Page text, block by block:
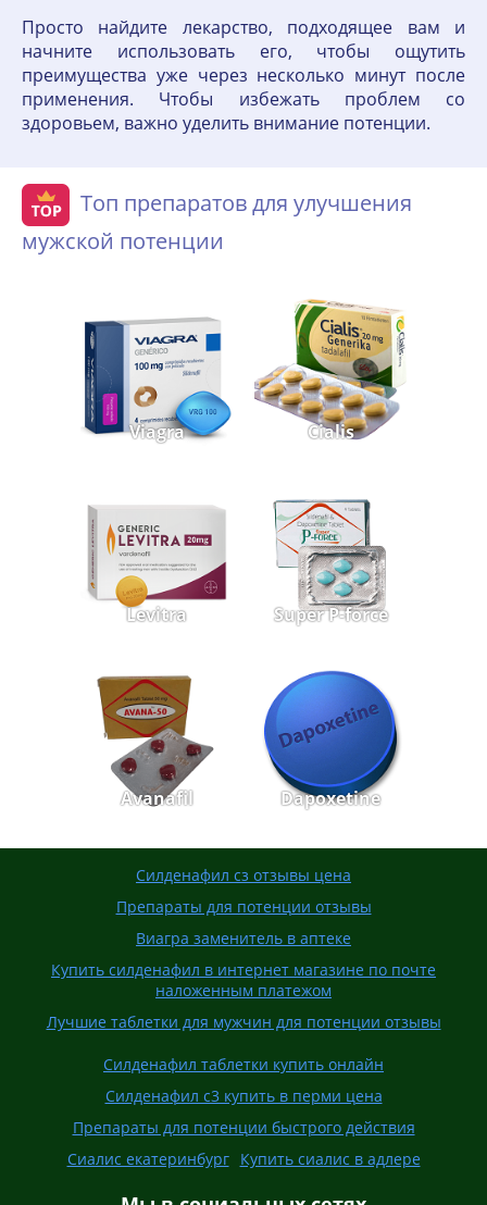
Просто найдите лекарство, подходящее вам и
начните использовать его, чтобы ощутить
преимущества уже через несколько минут после
применения. Чтобы избежать проблем со
здоровьем, важно уделить внимание потенции.
Топ препаратов для улучшения
мужской потенции
Viagra Cialis
Levitra Super P-force
Avanafil Dapoxetine
Силденафил сз отзывы цена
Препараты для потенции отзывы
Виагра заменитель в аптеке
Купить силденафил в интернет магазине по почте
наложенным платежом
Лучшие таблетки для мужчин для потенции отзывы
Силденафил таблетки купить онлайн
Силденафил с3 купить в перми цена
Препараты для потенции быстрого действия
Сиалис екатеринбург
Купить сиалис в адлере